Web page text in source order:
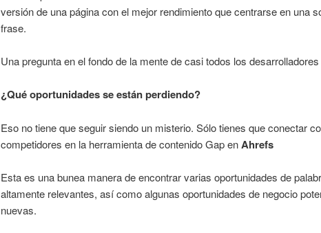
versión de una página con el mejor rendimiento que centrarse en una
frase.
Una pregunta en el fondo de la mente de casi todos los
¿Qué oportunidades se están perdiendo?
Eso no tiene que seguir siendo un misterio. Sólo tienes que conectar
competidores en la herramienta de contenido Gap enAhrefs
Esta es una bunea manera de encontrar varias oportunidades de
altamente relevantes, así como algunas oportunidades de negocio
nuevas.